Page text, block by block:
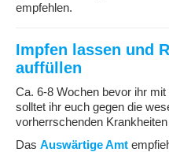
empfehlen.
Impfen lassen und
auffüllen
Ca. 6-8 Wochen bevor ihr
solltet ihr euch gegen die
vorherrschenden
Das Auswärtige Amt